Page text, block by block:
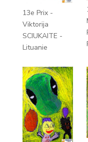
13e Prix -
Viktorija
SCIUKAITE -
Lituanie